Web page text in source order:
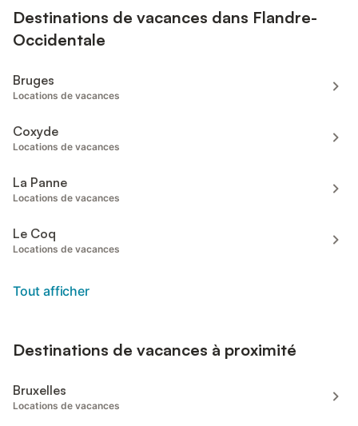
Destinations de vacances dans Flandre-
Occidentale
Bruges
Locations de vacances
Coxyde
Locations de vacances
La Panne
Locations de vacances
Le Coq
Locations de vacances
Tout afficher
Destinations de vacances à proximité
Bruxelles
Locations de vacances